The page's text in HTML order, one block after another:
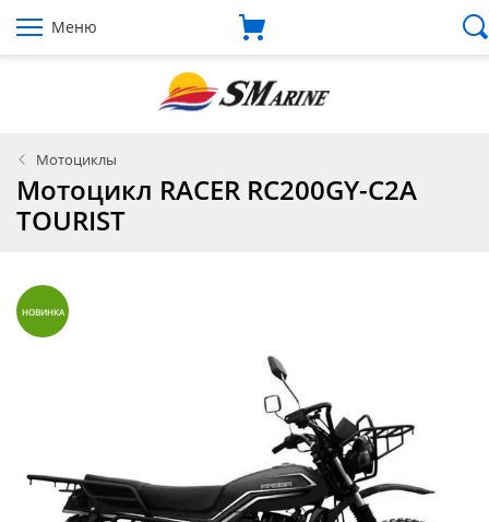
Меню
Мотоциклы
Мотоцикл RACER RC200GY-C2A
TOURIST
НОВИНКА